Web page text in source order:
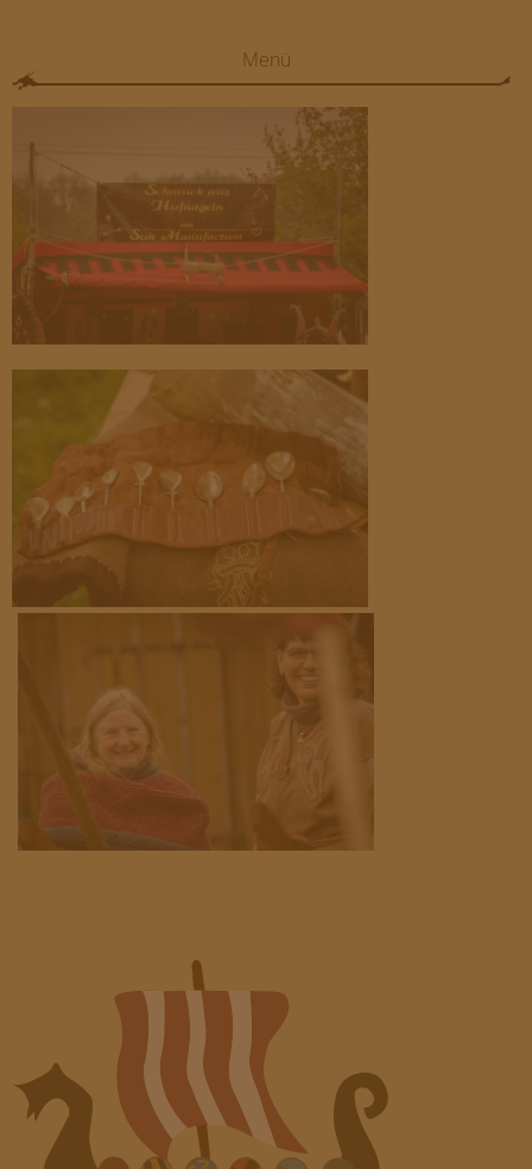
Menü
ANFAHRT/FREISEN
GELÄNDE/FREISEN
TEILNEHMER/BEWERBUNG
MB EVENT/AGENTUR